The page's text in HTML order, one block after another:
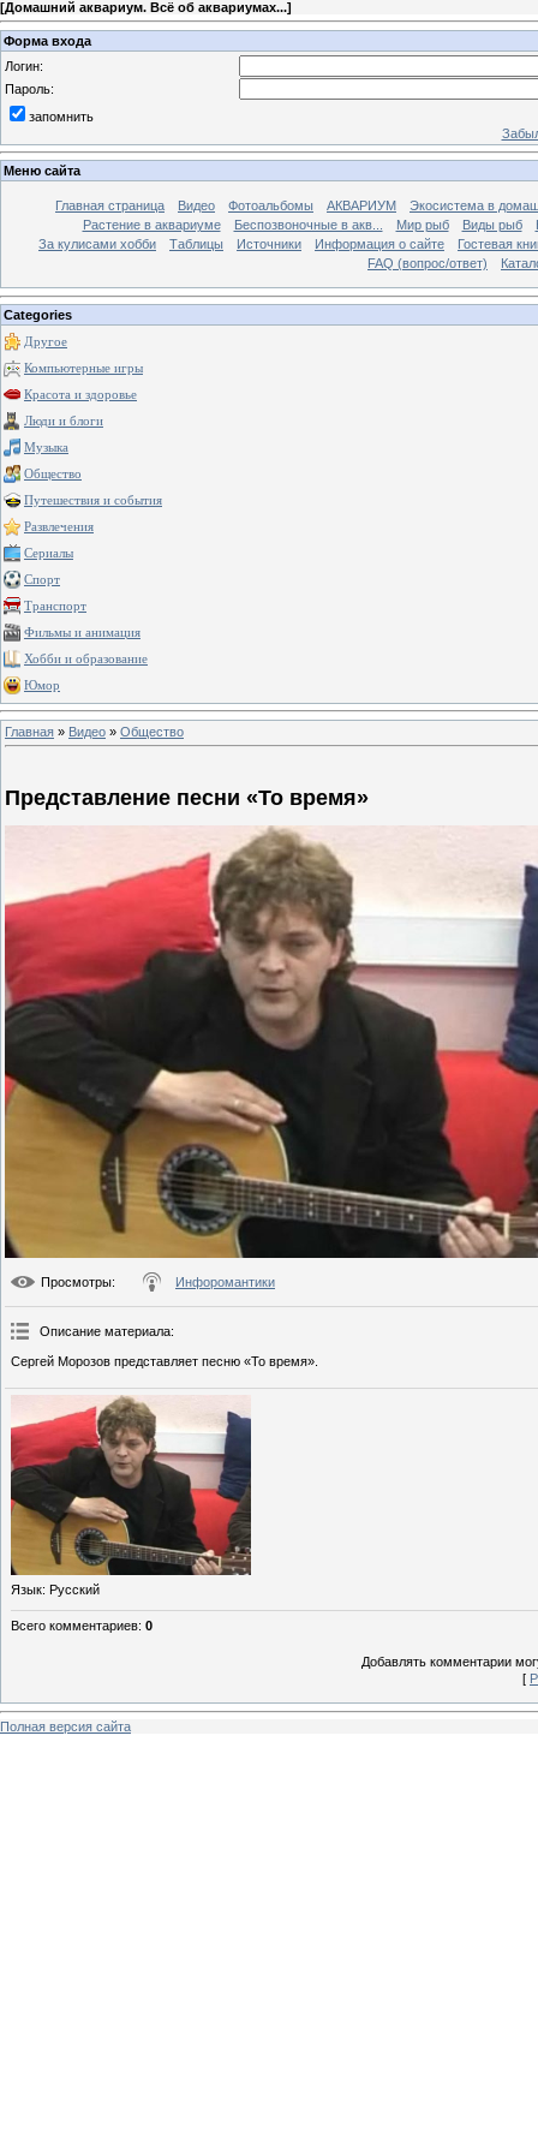
[Домашний аквариум. Всё об аквариумах...]
Форма входа
Логин:
Пароль:
запомнить
Меню сайта
Главная страница Видео Фотоальбомы АКВАРИУМ
Экосистема в
Растение в аквариуме
Беспозвоночные в акв... Мир рыб Виды рыб
За кулисами хобби
Таблицы Источники Информация о сайте
Гостевая
FAQ (вопрос/ответ)
Categories
Другое
Компьютерные игры
Красота и здоровье
Люди и блоги
Музыка
Общество
Путешествия и события
Развлечения
Сериалы
Спорт
Транспорт
Фильмы и анимация
Хобби и образование
Юмор
Главная » Видео » Общество
Представление песни «То время»
Просмотры: Инфоромантики
Описание материала:
Сергей Морозов представляет песню «То время».
Язык: Русский
Всего комментариев: 0
Добавлять комментарии
[
Полная версия сайта